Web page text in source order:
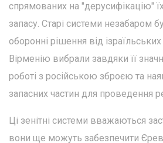
спрямованих на "дерусифікацію"
запасу. Старі системи незабаром
оборонні рішення від
Вірменію вибрали завдяки її
роботі з російською зброєю та
запасних частин для проведення
Ці зенітні системи вважаються
вони ще можуть забезпечити